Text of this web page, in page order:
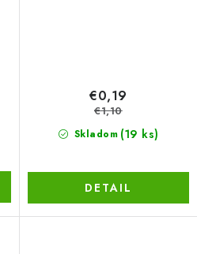
Skladom (19 ks)
€0,19
€1,10
DETAIL